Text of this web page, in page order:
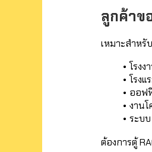
ลูกค้าข
เหมาะสำหรั
โรงง
โรงแ
ออฟ
งานโ
ระบ
ต้องการตู้